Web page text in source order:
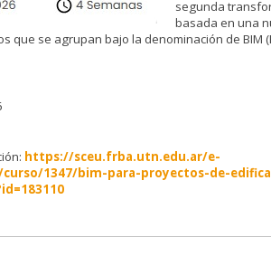
segunda
basada en una
que se agrupan bajo la denominación de BIM
https://sceu.frba.utn.edu.ar/e-
1347/bim-para-proyectos-de-